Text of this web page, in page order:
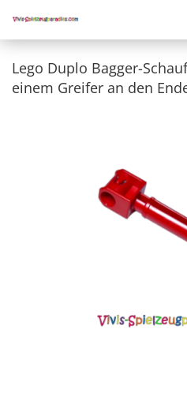
Lego Duplo Bagger-
einem Greifer an den